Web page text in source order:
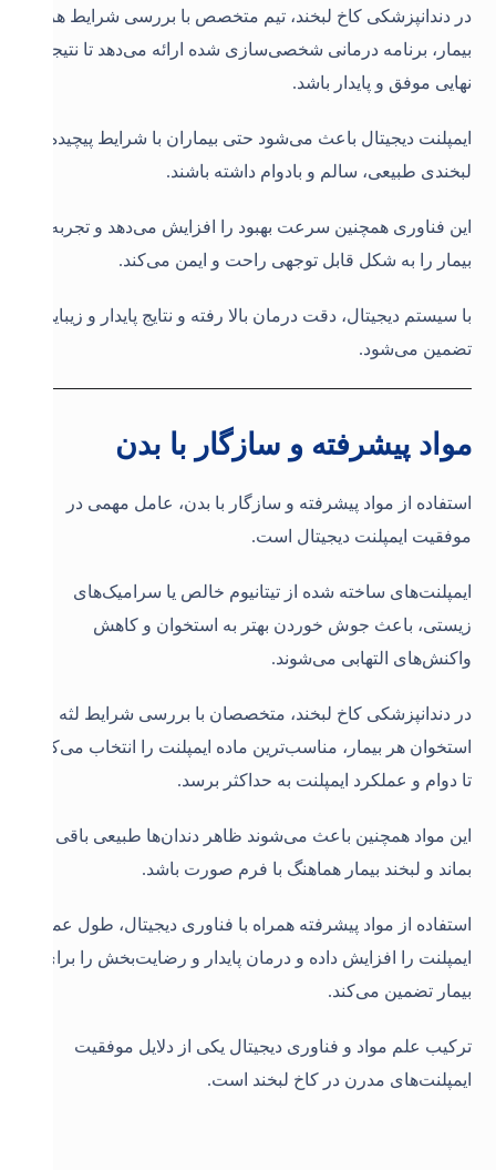
در دندانپزشکی کاخ لبخند، تیم متخصص با بررسی شرایط هر
بیمار، برنامه درمانی شخصی‌سازی شده ارائه می‌دهد تا نتیجه
نهایی موفق و پایدار باشد.
ایمپلنت دیجیتال باعث می‌شود حتی بیماران با شرایط پیچیده،
لبخندی طبیعی، سالم و بادوام داشته باشند.
این فناوری همچنین سرعت بهبود را افزایش می‌دهد و تجربه
بیمار را به شکل قابل توجهی راحت و ایمن می‌کند.
با سیستم دیجیتال، دقت درمان بالا رفته و نتایج پایدار و زیبایی
تضمین می‌شود.
مواد پیشرفته و سازگار با بدن
استفاده از مواد پیشرفته و سازگار با بدن، عامل مهمی در
موفقیت ایمپلنت دیجیتال است.
ایمپلنت‌های ساخته شده از تیتانیوم خالص یا سرامیک‌های
زیستی، باعث جوش خوردن بهتر به استخوان و کاهش
واکنش‌های التهابی می‌شوند.
در دندانپزشکی کاخ لبخند، متخصصان با بررسی شرایط لثه و
استخوان هر بیمار، مناسب‌ترین ماده ایمپلنت را انتخاب می‌کنند
تا دوام و عملکرد ایمپلنت به حداکثر برسد.
این مواد همچنین باعث می‌شوند ظاهر دندان‌ها طبیعی باقی
بماند و لبخند بیمار هماهنگ با فرم صورت باشد.
استفاده از مواد پیشرفته همراه با فناوری دیجیتال، طول عمر
ایمپلنت را افزایش داده و درمان پایدار و رضایت‌بخش را برای
بیمار تضمین می‌کند.
ترکیب علم مواد و فناوری دیجیتال یکی از دلایل موفقیت
ایمپلنت‌های مدرن در کاخ لبخند است.